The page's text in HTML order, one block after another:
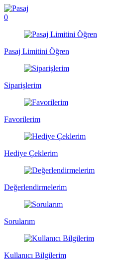
0
Pasaj Limitini Öğren
Siparişlerim
Favorilerim
Hediye Çeklerim
Değerlendirmelerim
Sorularım
Kullanıcı Bilgilerim